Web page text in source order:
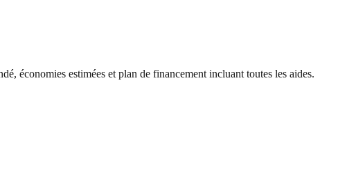
économies estimées et plan de financement incluant toutes les aides.